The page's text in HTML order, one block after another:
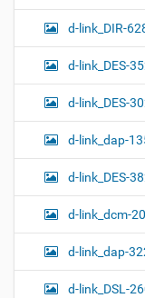
d-link_DIR-
d-link_DES-
d-link_DES-
d-link_dap-
d-link_DES-
d-link_dcm-
d-link_dap-
d-link_DSL-